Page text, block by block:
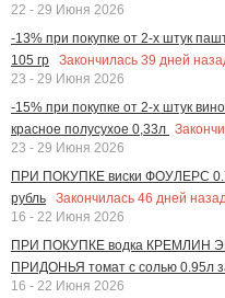
22 - 29 Июня 2026
-13% при покупке от 2-х штук
105 гр
Закончилась 39 дней
23 - 29 Июня 2026
-15% при покупке от 2-х штук
красное полусухое 0,33л
23 - 29 Июня 2026
ПРИ ПОКУПКЕ виски ФОУЛЕРС
рубль
Закончилась 46 дней назад
16 - 22 Июня 2026
ПРИ ПОКУПКЕ водка КРЕМЛИН
ПРИДОНЬЯ томат с солью 0.95л
16 - 22 Июня 2026